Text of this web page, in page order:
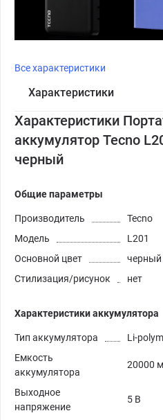
Все характеристики
Характеристики
Характеристики
аккумулятор Tecno
черный
Общие параметры
Производитель
Tecno
Модель
L201
Основной цвет
черный
Стилизация/рисунок
нет
Характеристики аккумулятора
Тип аккумулятора
Li-
Емкость
аккумулятора
20000
Выходное
напряжение
5 В